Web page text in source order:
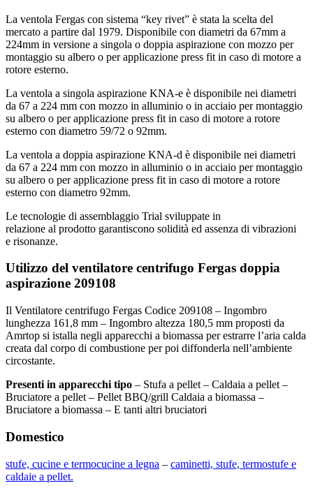
La ventola Fergas con sistema “key rivet” è stata la scelta del
mercato a partire dal 1979. Disponibile con diametri da 67mm a
224mm in versione a singola o doppia aspirazione con mozzo per
montaggio su albero o per applicazione press fit in caso di motore a
rotore esterno.
La ventola a singola aspirazione KNA-e è disponibile nei diametri
da 67 a 224 mm con mozzo in alluminio o in acciaio per montaggio
su albero o per applicazione press fit in caso di motore a rotore
esterno con diametro 59/72 o 92mm.
La ventola a doppia aspirazione KNA-d è disponibile nei diametri
da 67 a 224 mm con mozzo in alluminio o in acciaio per montaggio
su albero o per applicazione press fit in caso di motore a rotore
esterno con diametro 92mm.
Le tecnologie di assemblaggio Trial sviluppate in
relazione al prodotto garantiscono solidità ed assenza di vibrazioni
e risonanze.
Utilizzo del ventilatore centrifugo Fergas doppia
aspirazione 209108
Il Ventilatore centrifugo Fergas Codice 209108 – Ingombro
lunghezza 161,8 mm – Ingombro altezza 180,5 mm proposti da
Amrtop si istalla negli apparecchi a biomassa per estrarre l’aria calda
creata dal corpo di combustione per poi diffonderla nell’ambiente
circostante.
Presenti in apparecchi tipo – Stufa a pellet – Caldaia a pellet –
Bruciatore a pellet – Pellet BBQ/grill Caldaia a biomassa –
Bruciatore a biomassa – E tanti altri bruciatori
Domestico
stufe, cucine e termocucine a legna – caminetti, stufe, termostufe e
caldaie a pellet.